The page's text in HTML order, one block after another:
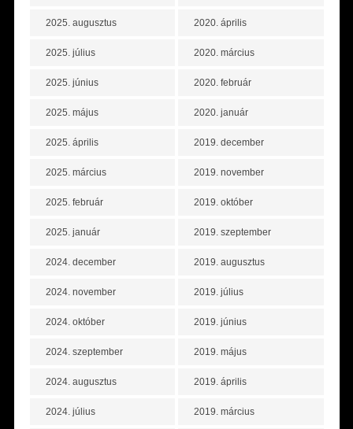
2025. augusztus
2025. július
2025. június
2025. május
2025. április
2025. március
2025. február
2025. január
2024. december
2024. november
2024. október
2024. szeptember
2024. augusztus
2024. július
2020. április
2020. március
2020. február
2020. január
2019. december
2019. november
2019. október
2019. szeptember
2019. augusztus
2019. július
2019. június
2019. május
2019. április
2019. március